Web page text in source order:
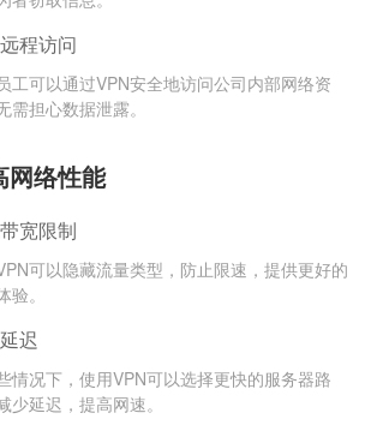
程访问
工可以通过VPN安全地访问公司内部网络资
需担心数据泄露。
网络性能
宽限制
可以隐藏流量类型，防止限速，提供更好的
验。
迟
情况下，使用VPN可以选择更快的服务器路
少延迟，提高网速。